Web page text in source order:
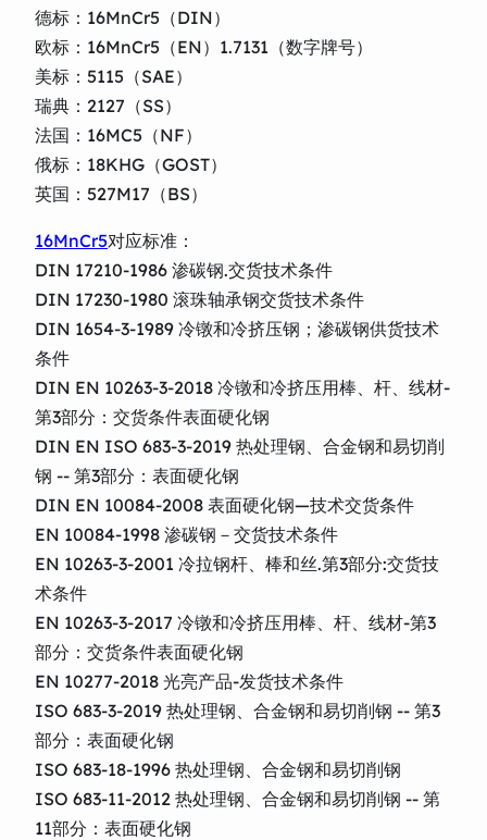
德标：16MnCr5（DIN）
欧标：16MnCr5（EN）1.7131（数字牌号）
美标：5115（SAE）
瑞典：2127（SS）
法国：16MC5（NF）
俄标：18KHG（GOST）
英国：527M17（BS）
16MnCr5对应标准：
DIN 17210-1986 渗碳钢.交货技术条件
DIN 17230-1980 滚珠轴承钢交货技术条件
DIN 1654-3-1989 冷镦和冷挤压钢；渗碳钢供货技术
条件
DIN EN 10263-3-2018 冷镦和冷挤压用棒、杆、线材-
第3部分：交货条件表面硬化钢
DIN EN ISO 683-3-2019 热处理钢、合金钢和易切削
钢 -- 第3部分：表面硬化钢
DIN EN 10084-2008 表面硬化钢—技术交货条件
EN 10084-1998 渗碳钢－交货技术条件
EN 10263-3-2001 冷拉钢杆、棒和丝.第3部分:交货技
术条件
EN 10263-3-2017 冷镦和冷挤压用棒、杆、线材-第3
部分：交货条件表面硬化钢
EN 10277-2018 光亮产品-发货技术条件
ISO 683-3-2019 热处理钢、合金钢和易切削钢 -- 第3
部分：表面硬化钢
ISO 683-18-1996 热处理钢、合金钢和易切削钢
ISO 683-11-2012 热处理钢、合金钢和易切削钢 -- 第
11部分：表面硬化钢